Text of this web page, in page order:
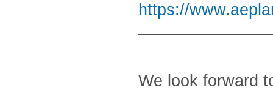
https://
We look forward